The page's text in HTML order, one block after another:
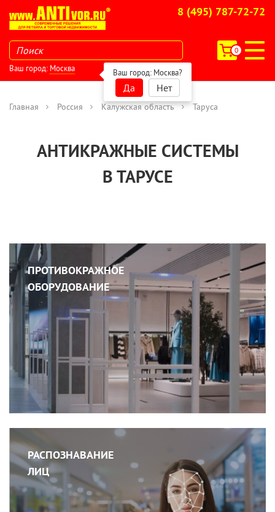
8 (495) 787-72-72
0
Ваш город: Москва Ваш город: Москва?
Да Нет
Главная Россия Калужская область Таруса
АНТИКРАЖНЫЕ СИСТЕМЫ
В ТАРУСЕ
ПРОТИВОКРАЖНОЕ
ОБОРУДОВАНИЕ
РАСПОЗНАВАНИЕ
ЛИЦ